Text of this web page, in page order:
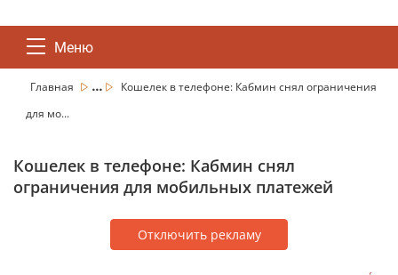
Меню
Главная ...
Кошелек в телефоне: Кабмин снял ограничения
для мо...
Кошелек в телефоне: Кабмин снял
ограничения для мобильных платежей
Отключить рекламу